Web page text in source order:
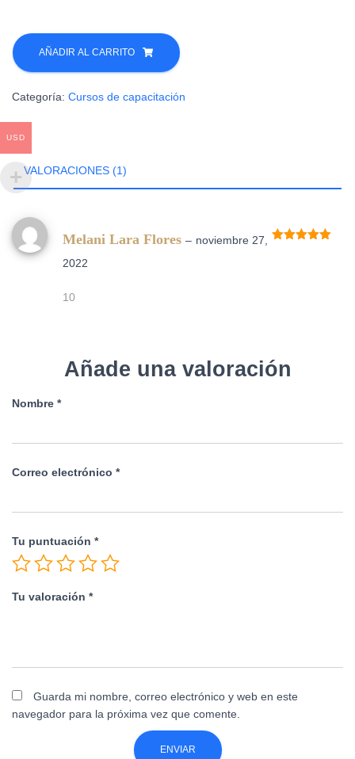
original
era:
$60.00.
actual
es:
$50.00.
Alternativas
de
manejo
reducir
costos
en
nutrición
y
protección
cultivos
cantidad
AÑADIR AL CARRITO
Categoría: Cursos de capacitación
VALORACIONES (1)
Melani Lara Flores – noviembre 27,
2022
10
Añade una valoración
Nombre *
Correo electrónico *
Tu puntuación *
Tu valoración *
Guarda mi nombre, correo electrónico y web en este
navegador para la próxima vez que comente.
USD